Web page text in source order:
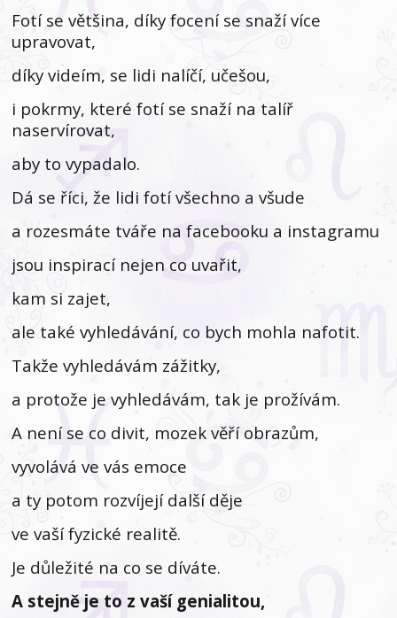
Fotí se většina, díky focení se snaží více
upravovat,
díky videím, se lidi nalíčí, učešou,
i pokrmy, které fotí se snaží na talíř
naservírovat,
aby to vypadalo.
Dá se říci, že lidi fotí všechno a všude
a rozesmáte tváře na facebooku a instagramu
jsou inspirací nejen co uvařit,
kam si zajet,
ale také vyhledávání, co bych mohla nafotit.
Takže vyhledávám zážitky,
a protože je vyhledávám, tak je prožívám.
A není se co divit, mozek věří obrazům,
vyvolává ve vás emoce
a ty potom rozvíjejí další děje
ve vaší fyzické realitě.
Je důležité na co se díváte.
A stejně je to z vaší genialitou,